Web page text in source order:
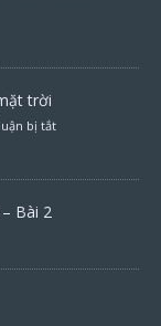
trời
bị tắt
Bài 2